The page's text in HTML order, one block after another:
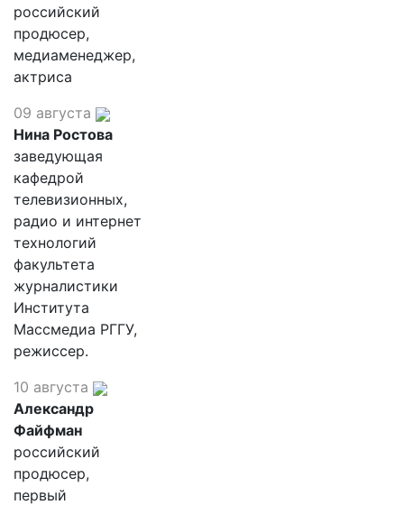
российский
продюсер,
медиаменеджер,
актриса
09 августа
Нина Ростова
заведующая
кафедрой
телевизионных,
радио и интернет
технологий
факультета
журналистики
Института
Массмедиа РГГУ,
режиссер.
10 августа
Александр
Файфман
российский
продюсер,
первый